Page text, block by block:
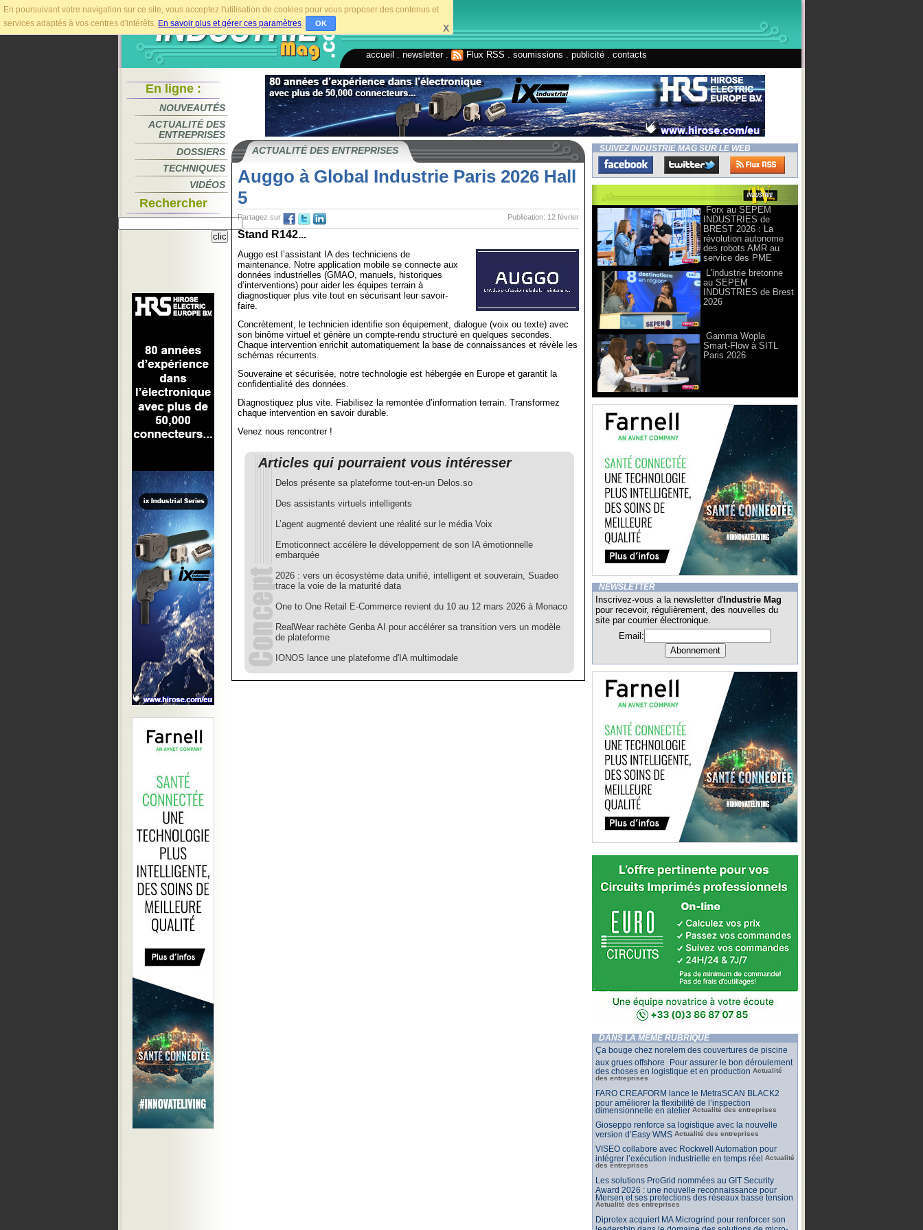
En poursuivant votre navigation sur ce site, vous acceptez l'utilisation de cookies pour vous proposer des contenus et
services adaptés à vos centres d'intérêts. En savoir plus et gérer ces paramètres. OK X
accueil newsletter. Flux RSS soumissions publicité contacts
En ligne :
NOUVEAUTÉS
ACTUALITÉ DES
ENTREPRISES
DOSSIERS
TECHNIQUES
VIDÉOS
Rechercher
ACTUALITÉ DES ENTREPRISES
Auggo à Global Industrie Paris 2026 Hall
5
Publication: 12 février
Partagez sur
Stand R142...
Auggo est l’assistant IA des techniciens de
maintenance. Notre application mobile se connecte aux
données industrielles (GMAO, manuels, historiques
d’interventions) pour aider les équipes terrain à
diagnostiquer plus vite tout en sécurisant leur savoir-
faire.
Concrètement, le technicien identifie son équipement, dialogue (voix ou texte) avec
son binôme virtuel et génère un compte-rendu structuré en quelques secondes.
Chaque intervention enrichit automatiquement la base de connaissances et révèle les
schémas récurrents.
Souveraine et sécurisée, notre technologie est hébergée en Europe et garantit la
confidentialité des données.
Diagnostiquez plus vite. Fiabilisez la remontée d’information terrain. Transformez
chaque intervention en savoir durable.
Venez nous rencontrer !
Articles qui pourraient vous intéresser
Delos présente sa plateforme tout-en-un Delos.so
Des assistants virtuels intelligents
L’agent augmenté devient une réalité sur le média Voix
Emoticonnect accélère le développement de son IA émotionnelle
embarquée
2026 : vers un écosystème data unifié, intelligent et souverain, Suadeo
trace la voie de la maturité data
One to One Retail E-Commerce revient du 10 au 12 mars 2026 à Monaco
RealWear rachète Genba AI pour accélérer sa transition vers un modèle
de plateforme
IONOS lance une plateforme d'IA multimodale
SUIVEZ INDUSTRIE MAG SUR LE WEB
Forx au SEPEM
INDUSTRIES de
BREST 2026 : La
révolution autonome
des robots AMR au
service des PME
L'industrie bretonne
au SEPEM
INDUSTRIES de Brest
2026
Gamma Wopla
Smart-Flow à SITL
Paris 2026
NEWSLETTER
Inscrivez-vous a la newsletter d' Industrie Mag
pour recevoir, régulièrement, des nouvelles du
site par courrier électronique.
Email:
DANS LA MÊME RUBRIQUE
Ça bouge chez norelem des couvertures de piscine
aux grues offshore Pour assurer le bon déroulement
des choses en logistique et en production Actualité
des entreprises
FARO CREAFORM lance le MetraSCAN BLACK2
pour améliorer la flexibilité de l’inspection
dimensionnelle en atelier Actualité des entreprises
Gioseppo renforce sa logistique avec la nouvelle
version d’Easy WMS Actualité des entreprises
VISEO collabore avec Rockwell Automation pour
intégrer l’exécution industrielle en temps réel Actualité
des entreprises
Les solutions ProGrid nommées au GIT Security
Award 2026 : une nouvelle reconnaissance pour
Mersen et ses protections des réseaux basse tension
Actualité des entreprises
Diprotex acquiert MA Microgrind pour renforcer son
leadership dans le domaine des solutions de micro-